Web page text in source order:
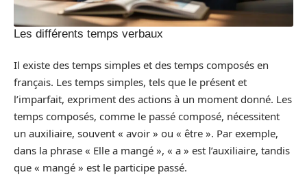
Les différents temps verbaux
Il existe des temps simples et des temps composés en
français. Les temps simples, tels que le présent et
l’imparfait, expriment des actions à un moment donné. Les
temps composés, comme le passé composé, nécessitent
un auxiliaire, souvent « avoir » ou « être ». Par exemple,
dans la phrase « Elle a mangé », « a » est l’auxiliaire, tandis
que « mangé » est le participe passé.